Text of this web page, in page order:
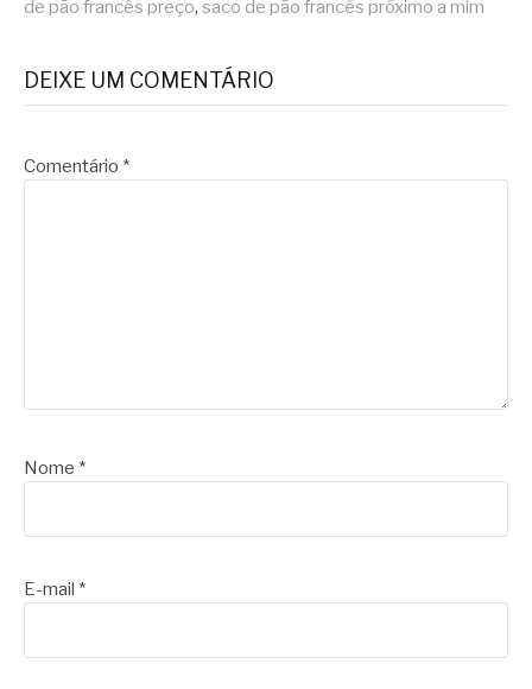
de pão francês preço, saco de pão francês próximo a mim
DEIXE UM COMENTÁRIO
Comentário *
Nome *
E-mail *